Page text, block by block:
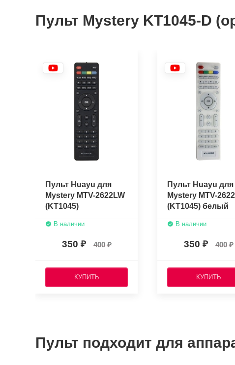
Пульт Mystery KT1045-D
Пульт Huayu для
Mystery MTV-2622LW
(KT1045)
В наличии
350 400
КУПИТЬ
Пульт Huayu для
Mystery MTV-
(KT1045) белый
В наличии
350 400
КУПИТЬ
Пульт подходит для